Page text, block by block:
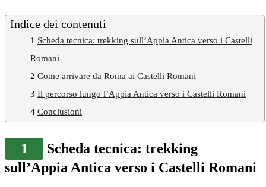
Indice dei contenuti
1 Scheda tecnica: trekking sull’Appia Antica verso i Castelli
Romani
2 Come arrivare da Roma ai Castelli Romani
3 Il percorso lungo l’Appia Antica verso i Castelli Romani
4 Conclusioni
1
Scheda tecnica: trekking
sull’Appia Antica verso i Castelli Romani